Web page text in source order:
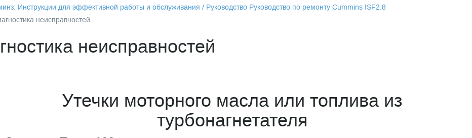
Инструкции для эффективной работы и обслуживания / Руководство Руководство по ремонту Cummins ISF2.8
неисправностей
неисправностей
Утечки моторного масла или топлива из
турбонагнетателя